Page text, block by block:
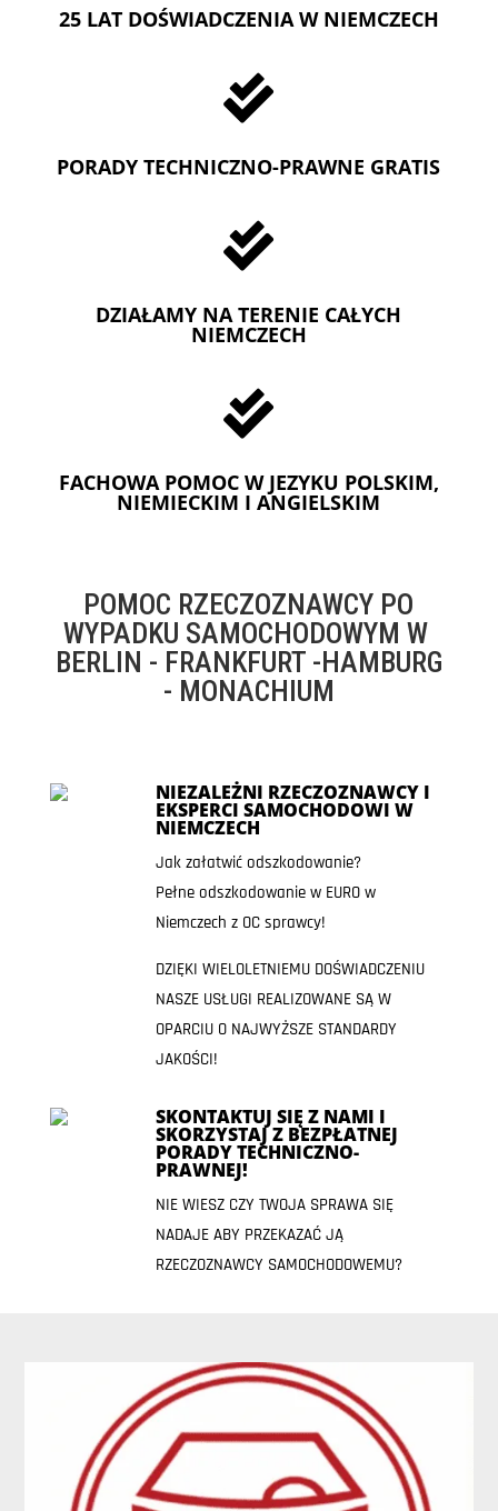
25 LAT DOŚWIADCZENIA W NIEMCZECH

PORADY TECHNICZNO-PRAWNE GRATIS

DZIAŁAMY NA TERENIE CAŁYCH
NIEMCZECH

FACHOWA POMOC W JEZYKU POLSKIM,
NIEMIECKIM I ANGIELSKIM
POMOC RZECZOZNAWCY PO
WYPADKU SAMOCHODOWYM W
BERLIN - FRANKFURT -HAMBURG
- MONACHIUM
NIEZALEŻNI RZECZOZNAWCY I
EKSPERCI SAMOCHODOWI W
NIEMCZECH
Jak załatwić odszkodowanie?
Pełne odszkodowanie w EURO w
Niemczech z OC sprawcy!
DZIĘKI WIELOLETNIEMU DOŚWIADCZENIU
NASZE USŁUGI REALIZOWANE SĄ W
OPARCIU O NAJWYŻSZE STANDARDY
JAKOŚCI!
SKONTAKTUJ SIĘ Z NAMI I
SKORZYSTAJ Z BEZPŁATNEJ
PORADY TECHNICZNO-
PRAWNEJ!
NIE WIESZ CZY TWOJA SPRAWA SIĘ
NADAJE ABY PRZEKAZAĆ JĄ
RZECZOZNAWCY SAMOCHODOWEMU?